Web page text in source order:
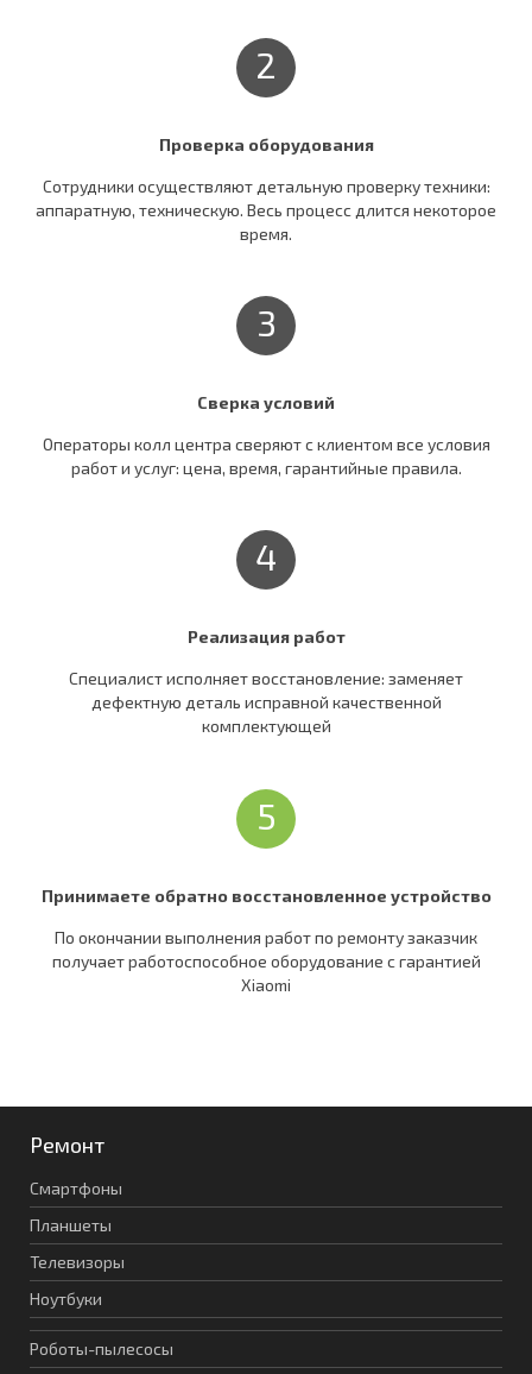
2
Проверка оборудования
Сотрудники осуществляют детальную проверку техники:
аппаратную, техническую. Весь процесс длится некоторое
время.
3
Сверка условий
Операторы колл центра сверяют c клиентом все условия
работ и услуг: цена, время, гарантийные правила.
4
Реализация работ
Специалист исполняет восстановление: заменяет
дефектную деталь исправной качественной
комплектующей
5
Принимаете обратно восстановленное устройство
По окончании выполнения работ по ремонту заказчик
получает работоспособное оборудование c гарантией
Xiaomi
Ремонт
Смартфоны
Планшеты
Телевизоры
Ноутбуки
Роботы-пылесосы